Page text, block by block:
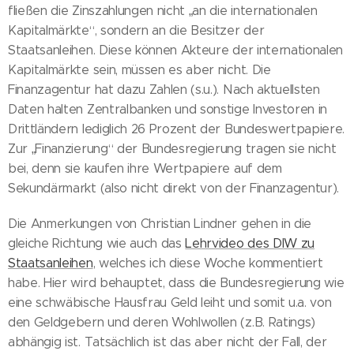
fließen die Zinszahlungen nicht „an die internationalen
Kapitalmärkte“, sondern an die Besitzer der
Staatsanleihen. Diese können Akteure der internationalen
Kapitalmärkte sein, müssen es aber nicht. Die
Finanzagentur hat dazu Zahlen (s.u.). Nach aktuellsten
Daten halten Zentralbanken und sonstige Investoren in
Drittländern lediglich 26 Prozent der Bundeswertpapiere.
Zur „Finanzierung“ der Bundesregierung tragen sie nicht
bei, denn sie kaufen ihre Wertpapiere auf dem
Sekundärmarkt (also nicht direkt von der Finanzagentur).
Die Anmerkungen von Christian Lindner gehen in die
gleiche Richtung wie auch das Lehrvideo des DIW zu
Staatsanleihen, welches ich diese Woche kommentiert
habe. Hier wird behauptet, dass die Bundesregierung wie
eine schwäbische Hausfrau Geld leiht und somit u.a. von
den Geldgebern und deren Wohlwollen (z.B. Ratings)
abhängig ist. Tatsächlich ist das aber nicht der Fall, der